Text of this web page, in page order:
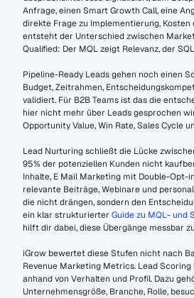
Anfrage, einen Smart Growth Call, eine
direkte Frage zu Implementierung, Kosten
entsteht der Unterschied zwischen
Qualified: Der MQL zeigt Relevanz, der
Pipeline-Ready Leads gehen noch einen
Budget, Zeitrahmen,
validiert. Für B2B Teams ist das die
hier nicht mehr über Leads gesprochen
Opportunity Value, Win Rate, Sales Cycle
Lead Nurturing schließt die Lücke
95% der potenziellen Kunden nicht
Inhalte, E Mail Marketing mit Double-Opt-
relevante Beiträge, Webinare und
die nicht drängen, sondern den
ein klar strukturierter Guide zu MQL- und
hilft dir dabei, diese Übergänge messbar
iGrow bewertet diese Stufen nicht nach
Revenue Marketing Metrics. Lead
anhand von Verhalten und Profil. Dazu
Unternehmensgröße, Branche, Rolle,